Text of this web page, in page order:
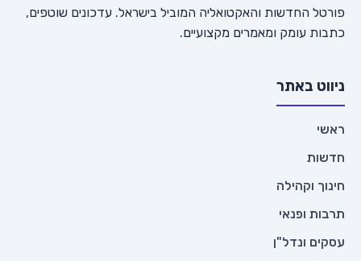
פורטל החדשות והאקטואליה המוביל בישראל. עדכונים שוטפים,
כתבות עומק ומאמרים מקצועיים.
ניווט באתר
ראשי
חדשות
חינוך וקהילה
תרבות ופנאי
עסקים ונדל"ן